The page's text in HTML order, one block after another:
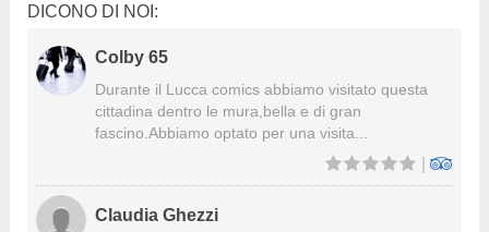
DICONO DI NOI:
Colby 65
Durante il Lucca comics abbiamo visitato questa
cittadina dentro le mura,bella e di gran
fascino.Abbiamo optato per una visita...
|
Claudia Ghezzi